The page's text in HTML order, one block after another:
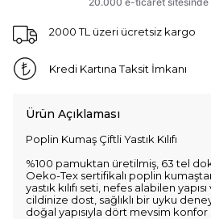
2000 TL üzeri ücretsiz kargo
Kredi Kartına Taksit İmkanı
Ürün Açıklaması
Poplin Kumaş Çiftli Yastık Kılıfı
%100 pamuktan üretilmiş, 63 tel
Oeko-Tex sertifikalı poplin
yastık kılıfı seti, nefes alabilen
cildinize dost, sağlıklı bir uyku
doğal yapısıyla dört mevsim konfor